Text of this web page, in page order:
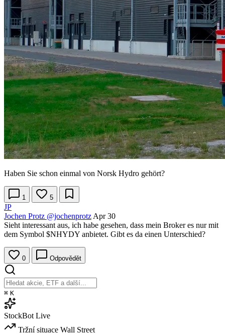
Haben Sie schon einmal von Norsk Hydro gehört?
1 5
JP
Jochen Protz @jochenprotz Apr 30
Sieht interessant aus, ich habe gesehen, dass mein Broker es nur mit
dem Symbol $NHYDY anbietet. Gibt es da einen Unterschied?
0 Odpovědět
⌘ K
StockBot Live
Tržní situace Wall Street